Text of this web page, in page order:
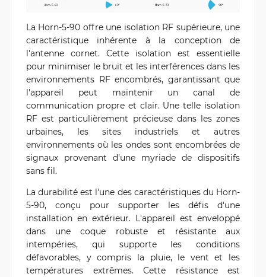
La Horn-5-90 offre une isolation RF supérieure, une
caractéristique inhérente à la conception de
l'antenne cornet. Cette isolation est essentielle
pour minimiser le bruit et les interférences dans les
environnements RF encombrés, garantissant que
l'appareil peut maintenir un canal de
communication propre et clair. Une telle isolation
RF est particulièrement précieuse dans les zones
urbaines, les sites industriels et autres
environnements où les ondes sont encombrées de
signaux provenant d'une myriade de dispositifs
sans fil.
La durabilité est l'une des caractéristiques du Horn-
5-90, conçu pour supporter les défis d'une
installation en extérieur. L'appareil est enveloppé
dans une coque robuste et résistante aux
intempéries, qui supporte les conditions
défavorables, y compris la pluie, le vent et les
températures extrêmes. Cette résistance est